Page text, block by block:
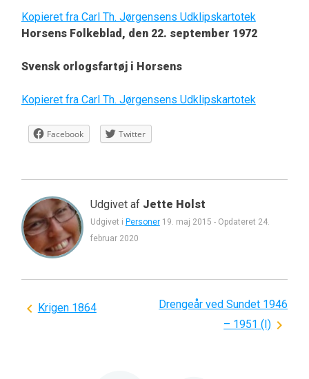
Kopieret fra Carl Th. Jørgensens Udklipskartotek
Horsens Folkeblad, den 22. september 1972
Svensk orlogsfartøj i Horsens
Kopieret fra Carl Th. Jørgensens Udklipskartotek
Facebook Twitter
Udgivet af Jette Holst
Udgivet i Personer 19. maj 2015 - Opdateret 24.
februar 2020
Indlægsnavigation
Krigen 1864
Drengeår ved Sundet 1946
– 1951 (I)